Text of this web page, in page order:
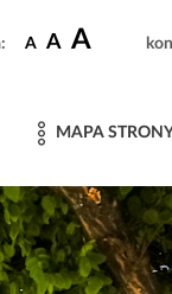
A A A
MAPA